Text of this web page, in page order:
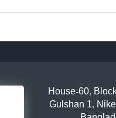
House-60,
Gulshan 1,